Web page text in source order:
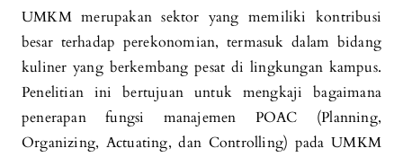
UMKM merupakan sektor yang memiliki kontribusi
besar terhadap perekonomian, termasuk dalam bidang
kuliner yang berkembang pesat di lingkungan kampus.
Penelitian ini bertujuan untuk mengkaji bagaimana
penerapan fungsi manajemen POAC (Planning,
Organizing, Actuating, dan Controlling) pada UMKM